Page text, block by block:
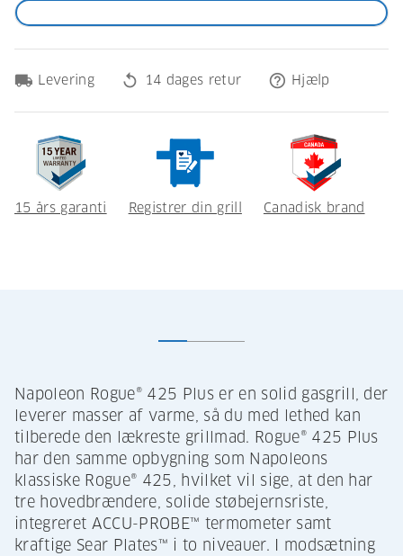
local_shipping Levering replay 14 dages retur help_outline Hjælp
15 års garanti Registrer din grill Canadisk brand
Napoleon Rogue® 425 Plus er en solid gasgrill, der
leverer masser af varme, så du med lethed kan
tilberede den lækreste grillmad. Rogue® 425 Plus
har den samme opbygning som Napoleons
klassiske Rogue® 425, hvilket vil sige, at den har
tre hovedbrændere, solide støbejernsriste,
integreret ACCU-PROBE™ termometer samt
kraftige Sear Plates™ i to niveauer. I modsætning